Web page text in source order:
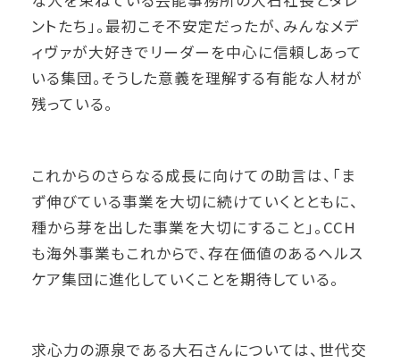
ントたち」。最初こそ不安定だったが、みんなメデ
ィヴァが大好きでリーダーを中心に信頼しあって
いる集団。そうした意義を理解する有能な人材が
残っている。
これからのさらなる成長に向けての助言は、「ま
ず伸びている事業を大切に続けていくとともに、
種から芽を出した事業を大切にすること」。CCH
も海外事業もこれからで、存在価値のあるヘルス
ケア集団に進化していくことを期待している。
求心力の源泉である大石さんについては、世代交